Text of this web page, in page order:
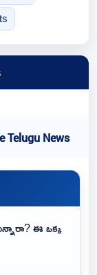
Telugu News
ఈ ఒక్క